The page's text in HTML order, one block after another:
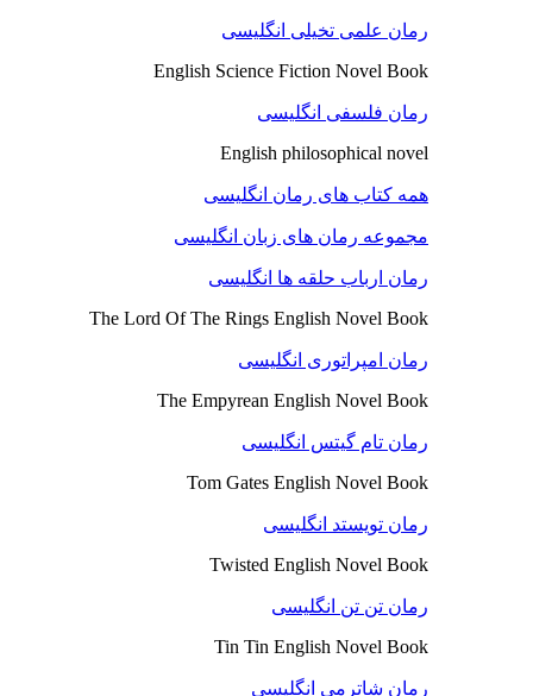
رمان علمی تخیلی انگلیسی
English Science Fiction Novel Book
رمان فلسفی انگلیسی
English philosophical novel
همه کتاب های رمان انگلیسی
مجموعه رمان های زبان انگلیسی
رمان ارباب حلقه ها انگلیسی
The Lord Of The Rings English Novel Book
رمان امپراتوری انگلیسی
The Empyrean English Novel Book
رمان تام گیتس انگلیسی
Tom Gates English Novel Book
رمان تویستد انگلیسی
Twisted English Novel Book
رمان تن تن انگلیسی
Tin Tin English Novel Book
رمان شاترمی انگلیسی